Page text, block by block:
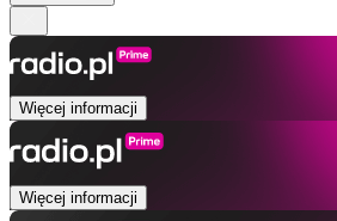
Więcej informacji
Więcej informacji